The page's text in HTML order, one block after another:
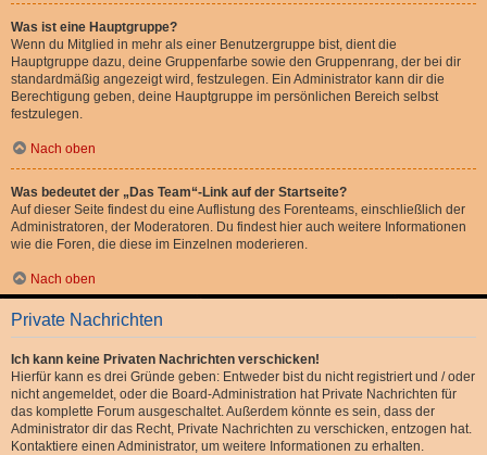
Was ist eine Hauptgruppe?
Wenn du Mitglied in mehr als einer Benutzergruppe bist, dient die
Hauptgruppe dazu, deine Gruppenfarbe sowie den Gruppenrang, der bei dir
standardmäßig angezeigt wird, festzulegen. Ein Administrator kann dir die
Berechtigung geben, deine Hauptgruppe im persönlichen Bereich selbst
festzulegen.
Nach oben
Was bedeutet der „Das Team“-Link auf der Startseite?
Auf dieser Seite findest du eine Auflistung des Forenteams, einschließlich der
Administratoren, der Moderatoren. Du findest hier auch weitere Informationen
wie die Foren, die diese im Einzelnen moderieren.
Nach oben
Private Nachrichten
Ich kann keine Privaten Nachrichten verschicken!
Hierfür kann es drei Gründe geben: Entweder bist du nicht registriert und / oder
nicht angemeldet, oder die Board-Administration hat Private Nachrichten für
das komplette Forum ausgeschaltet. Außerdem könnte es sein, dass der
Administrator dir das Recht, Private Nachrichten zu verschicken, entzogen hat.
Kontaktiere einen Administrator, um weitere Informationen zu erhalten.